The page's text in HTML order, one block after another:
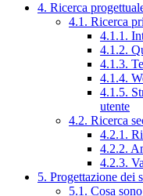
4. Ricerca
4.1. Ricerca
4.1.1.
4.1.2.
4.1.3.
4.1.4.
4.1.5.
utente
4.2. Ricerca
4.2.1.
4.2.2.
4.2.3.
5. Progettazione dei
5.1. Cosa